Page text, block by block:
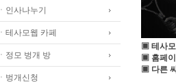
ㆍ인사나누기
ㆍ테사모웹 카페
ㆍ정모 벙개 방
ㆍ벙개신청
▣ 테사
▣ 홈페
▣ 다른